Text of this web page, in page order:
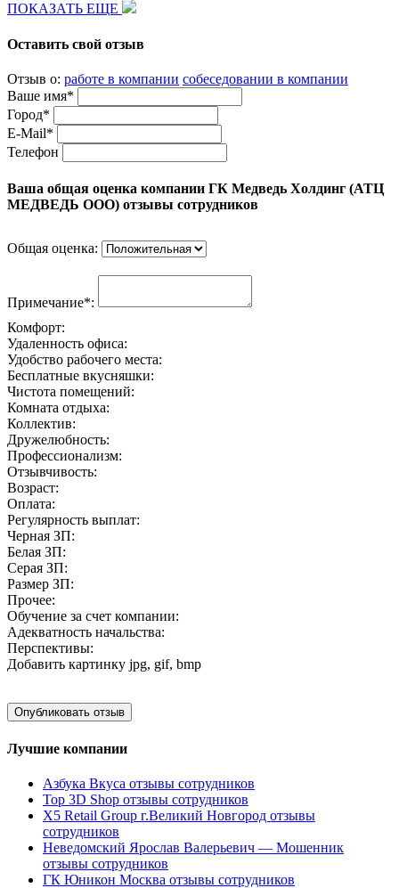
ПОКАЗАТЬ ЕЩЕ
Оставить свой отзыв
Отзыв о: работе в компании собеседовании в компании
Ваше имя*
Город*
E-Mail*
Телефон
Ваша общая оценка компании ГК Медведь Холдинг (АТЦ
МЕДВЕДЬ ООО) отзывы сотрудников
Общая оценка:
Примечание*:
Комфорт:
Удаленность офиса:
Удобство рабочего места:
Бесплатные вкусняшки:
Чистота помещений:
Комната отдыха:
Коллектив:
Дружелюбность:
Профессионализм:
Отзывчивость:
Возраст:
Оплата:
Регулярность выплат:
Черная ЗП:
Белая ЗП:
Серая ЗП:
Размер ЗП:
Прочее:
Обучение за счет компании:
Адекватность начальства:
Перспективы:
Добавить картинку jpg, gif, bmp
Лучшие компании
Азбука Вкуса отзывы сотрудников
Top 3D Shop отзывы сотрудников
X5 Retail Group г.Великий Новгород отзывы
сотрудников
Неведомский Ярослав Валерьевич — Мошенник
отзывы сотрудников
ГК Юникон Москва отзывы сотрудников